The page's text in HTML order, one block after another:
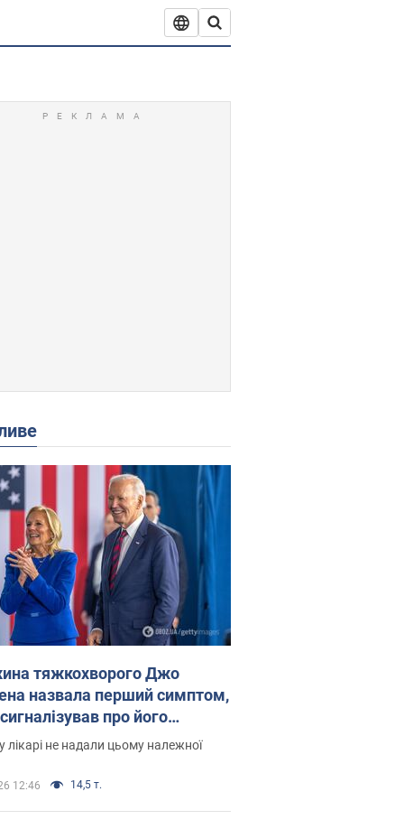
тяжкохворого Джо
назвала перший симптом,
про його
рак
лікарі не надали цьому належної
12:46 14,5 т.